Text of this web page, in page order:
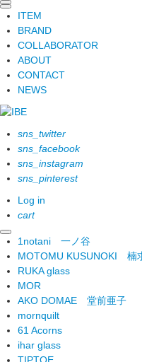
ITEM
BRAND
COLLABORATOR
ABOUT
CONTACT
NEWS
sns_twitter
sns_facebook
sns_instagram
sns_pinterest
Log in
cart
1notani 一ノ谷
MOTOMU KUSUNOKI 楠
RUKA glass
MOR
AKO DOMAE 堂前亜子
mornquilt
61 Acorns
ihar glass